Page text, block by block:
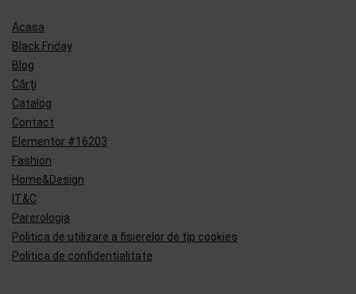
Acasa
Black Friday
Blog
Cărți
Catalog
Contact
Elementor #16203
Fashion
Home&Design
IT&C
Parerologia
Politica de utilizare a fisierelor de tip cookies
Politica de confidentialitate